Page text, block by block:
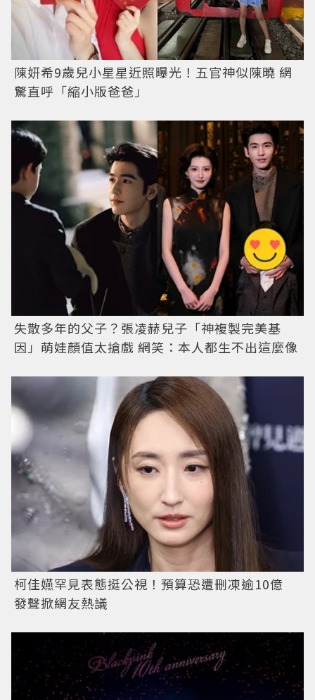
陳妍希9歲兒小星星近照曝光！五官神似陳曉 網
驚直呼「縮小版爸爸」
失散多年的父子？張凌赫兒子「神複製完美基
因」萌娃顏值太搶戲 網笑：本人都生不出這麼像
柯佳嬿罕見表態挺公視！預算恐遭刪凍逾10億
發聲掀網友熱議